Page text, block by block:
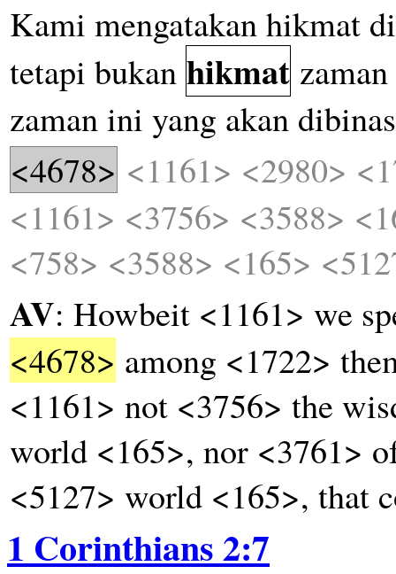
Kami mengatakanhikmat di
tetapi bukan hikmat zaman
zamanini yang akan
<4678> <1161> <2980>
<1161> <3756> <3588>
<758> <3588> <165>
AV: Howbeit <1161> we
<4678> among <1722>
<1161> not <3756> the
world <165>, nor <3761>
<5127> world <165>, that
1 Corinthians 2:7